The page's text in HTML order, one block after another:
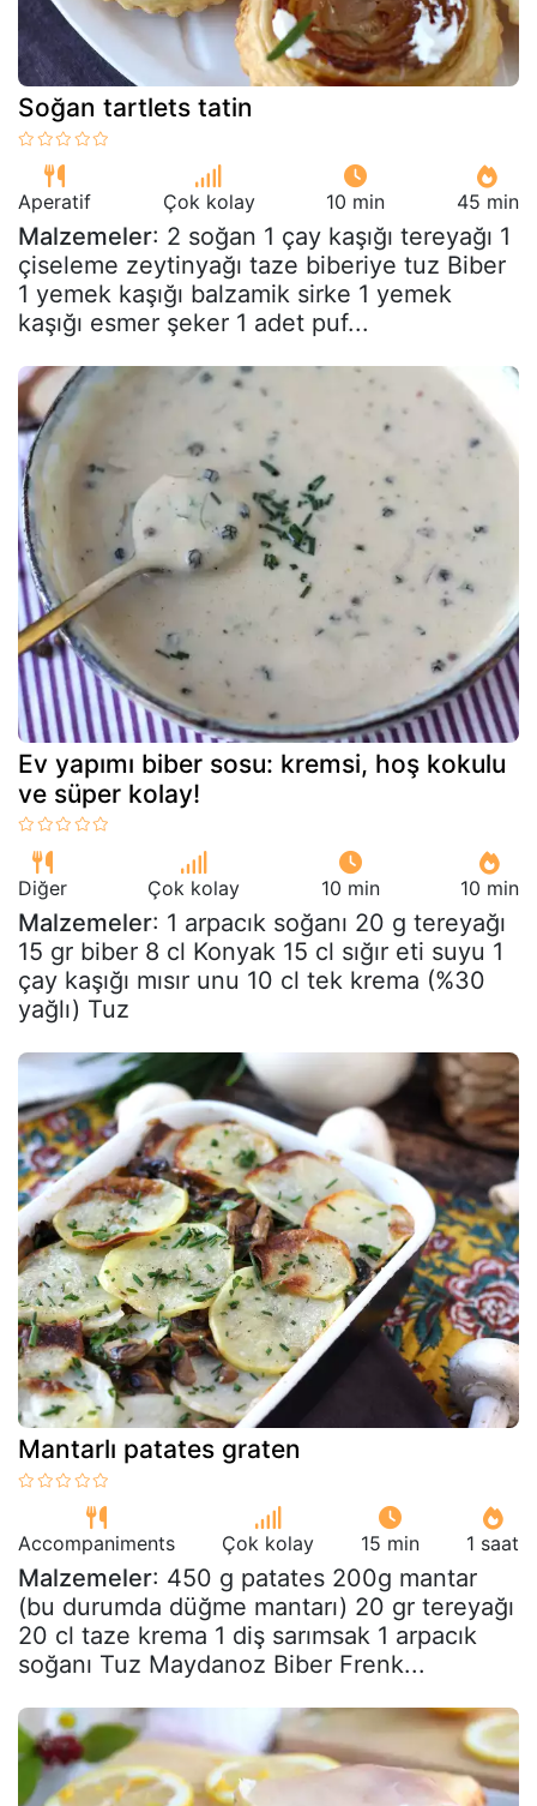
Soğan tartlets tatin
Aperatif Çok kolay 10 min 45 min
Malzemeler: 2 soğan 1 çay kaşığı tereyağı 1
çiseleme zeytinyağı taze biberiye tuz Biber
1 yemek kaşığı balzamik sirke 1 yemek
kaşığı esmer şeker 1 adet puf...
Ev yapımı biber sosu: kremsi, hoş kokulu
ve süper kolay!
Diğer Çok kolay 10 min 10 min
Malzemeler: 1 arpacık soğanı 20 g tereyağı
15 gr biber 8 cl Konyak 15 cl sığır eti suyu 1
çay kaşığı mısır unu 10 cl tek krema (%30
yağlı) Tuz
Mantarlı patates graten
Accompaniments Çok kolay 15 min 1 saat
Malzemeler: 450 g patates 200g mantar
(bu durumda düğme mantarı) 20 gr tereyağı
20 cl taze krema 1 diş sarımsak 1 arpacık
soğanı Tuz Maydanoz Biber Frenk...